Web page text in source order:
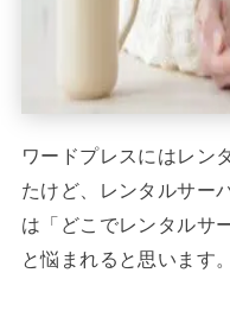
ワードプレスにはレン
たけど、レンタルサー
は「どこでレンタルサ
と悩まれると思います。